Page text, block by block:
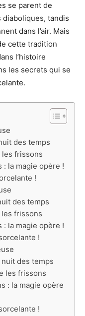
se parent de
tandis
dans l’air. Mais
cette tradition
l’histoire
les secrets qui se
des temps
les frissons
la magie opère !
!
des temps
les frissons
la magie opère !
!
des temps
les frissons
: la magie opère
!